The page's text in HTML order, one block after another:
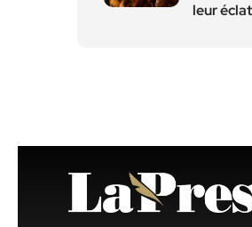
leur éclat